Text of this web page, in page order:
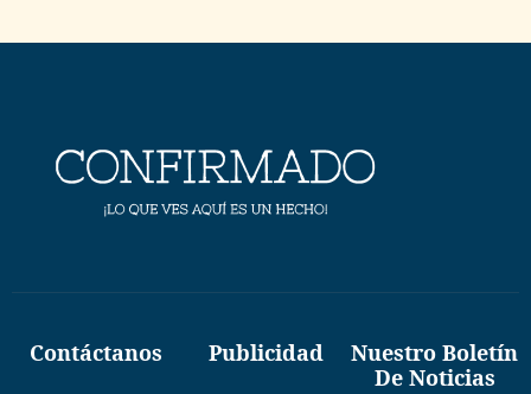
Contáctanos Publicidad
Nuestro Boletín
De Noticias